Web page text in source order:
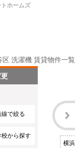
ホームズ
区 洗濯機 賃貸物件一覧
横
線で絞る
校から探す